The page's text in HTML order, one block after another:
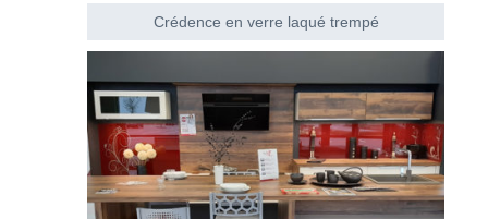
Crédence en verre laqué trempé